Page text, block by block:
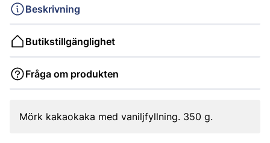
Beskrivning
Butikstillgänglighet
Fråga om produkten
Mörk kakaokaka med vaniljfyllning. 350 g.